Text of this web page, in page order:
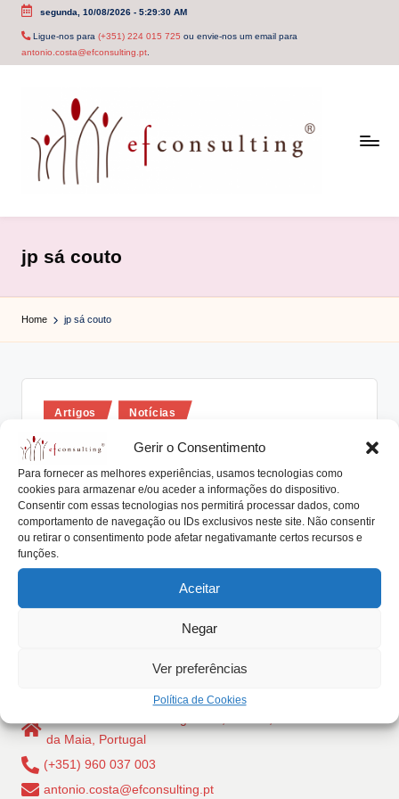
Gerir o Consentimento
Para fornecer as melhores experiências, usamos tecnologias como
cookies para armazenar e/ou aceder a informações do dispositivo.
Consentir com essas tecnologias nos permitirá processar dados, como
comportamento de navegação ou IDs exclusivos neste site. Não consentir
ou retirar o consentimento pode afetar negativamante certos recursos e
funções.
Aceitar
Negar
Ver preferências
Política de Cookies
Skip
segunda, 10/08/2026- 5:29:30 AM
Ligue-nos para (+351) 224 015 725 ou envie-nos um email para
antonio.costa@efconsulting.pt.
c
o
n
u
lt
i
n
g
.
p
jp sá couto
Home jp sá couto
Posted
Artigos Notícias
A tecnologia como catalisador
disruptivo do mercado da empresa
familiar
Posted
by
António Nogueira da Costa Abril 16, 2018
A tecnologia foi, é e será sempre um catalisador
disruptivo do mercado da empresa familiar.…
da Maia, Portugal
(+351) 960 037 003
antonio.costa@efconsulting.pt